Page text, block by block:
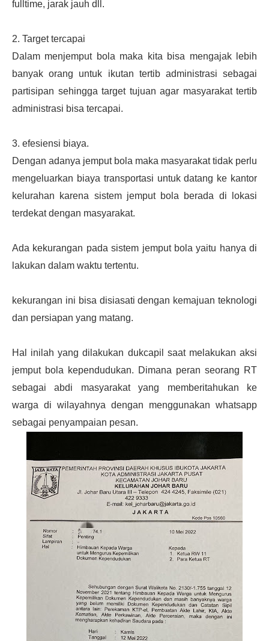
fulltime, jarak jauh dll.
2. Target tercapai
Dalam menjemput bola maka kita bisa mengajak lebih
banyak orang untuk ikutan tertib administrasi sebagai
partisipan sehingga target tujuan agar masyarakat tertib
administrasi bisa tercapai.
3. efesiensi biaya.
Dengan adanya jemput bola maka masyarakat tidak perlu
mengeluarkan biaya transportasi untuk datang ke kantor
kelurahan karena sistem jemput bola berada di lokasi
terdekat dengan masyarakat.
Ada kekurangan pada sistem jemput bola yaitu hanya di
lakukan dalam waktu tertentu.
kekurangan ini bisa disiasati dengan kemajuan teknologi
dan persiapan yang matang.
Hal inilah yang dilakukan dukcapil saat melakukan aksi
jemput bola kependudukan. Dimana peran seorang RT
sebagai abdi masyarakat yang memberitahukan ke
warga di wilayahnya dengan menggunakan whatsapp
sebagai penyampaian pesan.